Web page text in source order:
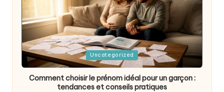
Posted
Uncategorized
Comment choisir le prénom idéal pour un garçon :
tendances et conseils pratiques